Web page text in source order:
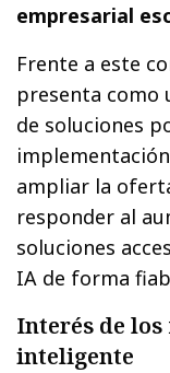
empresarial
Frente a este
presenta como
de soluciones
ampliar la
responder al
soluciones
IA de forma
Interés de
inteligente